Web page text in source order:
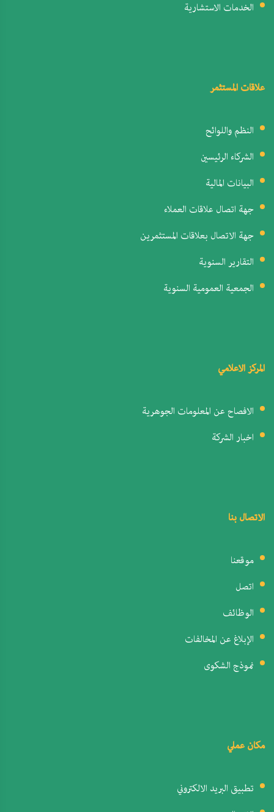
الخدمات الاستشارية
علاقات المستثمر
النظم واللوائح
الشركاء الرئيسين
البيانات المالية
جهة اتصال علاقات العملاء
جهة الاتصال بعلاقات المستثمرين
التقارير السنوية
الجمعية العمومية السنوية
المركز الاعلامي
الافصاح عن المعلومات الجوهرية
اخبار الشركة
الاتصال بنا
موقعنا
اتصل
الوظائف
الإبلاغ عن المخالفات
نموذج الشكوى
مكان عملي
تطبيق البريد الالكتروني